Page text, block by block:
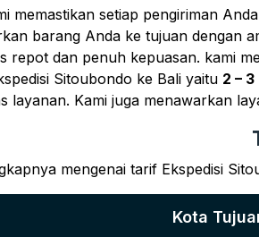
memastikan setiap pengiriman
barang Anda ke tujuan dengan
repot dan penuh kepuasan. kami
Sitoubondo ke Bali yaitu 2 –
layanan. Kami juga menawarkan
mengenai tarif Ekspedisi
Kota